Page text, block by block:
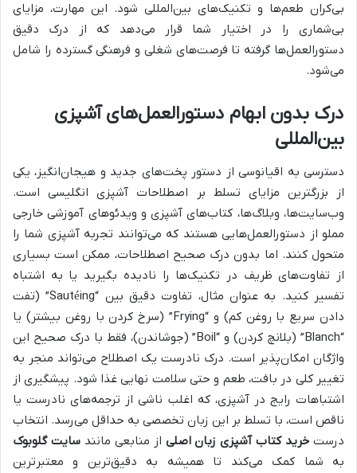
بی‌کران طعم‌ها و تکنیک‌های بین‌المللی شود. این مهارت، مزایای
بی‌شماری را در اختیار شما قرار می‌دهد که از درک دقیق
دستورالعمل‌ها گرفته تا فرصت‌های شغلی و فرهنگی گسترده را شامل
می‌شود.
درک بدون ابهام دستورالعمل‌های آشپزی
بین‌المللی
دسترسی به اقیانوسی از دستور پخت‌های جدید و هیجان‌انگیز، یکی
از بزرگترین مزایای تسلط بر اصطلاحات آشپزی انگلیسی است.
وب‌سایت‌ها، وبلاگ‌ها، کتاب‌های آشپزی و ویدئوهای آموزشی خارجی
مملو از دستورالعمل‌هایی هستند که می‌توانند تجربه آشپزی شما را
متحول کنند. اما بدون درک صحیح اصطلاحات، ممکن است بسیاری
از تفاوت‌های ظریف در تکنیک‌ها را نادیده بگیرید یا به اشتباه
تفسیر کنید. به عنوان مثال، تفاوت دقیق بین “Sautéing” (تفت
دادن سریع با روغن کم) و “Frying” (سرخ کردن با روغن بیشتر) یا
“Blanch” (بلانچ کردن) و “Boil” (جوشاندن)، فقط با درک صحیح این
واژگان امکان‌پذیر است. درک نادرست یک اصطلاح می‌تواند منجر به
تغییر کلی در بافت، طعم و حتی سلامت نهایی غذا شود. پیشگیری از
اشتباهات رایج در آشپزی، که اغلب ناشی از ترجمه‌های نادرست یا
ناقص است، با تسلط بر این زبان تخصصی به حداقل می‌رسد. انتخاب
درست خرید کتاب آشپزی زبان اصلی از منابعی مانندسایت گلوبوک
به شما کمک می‌کند تا همیشه به دقیق‌ترین و معتبرترین